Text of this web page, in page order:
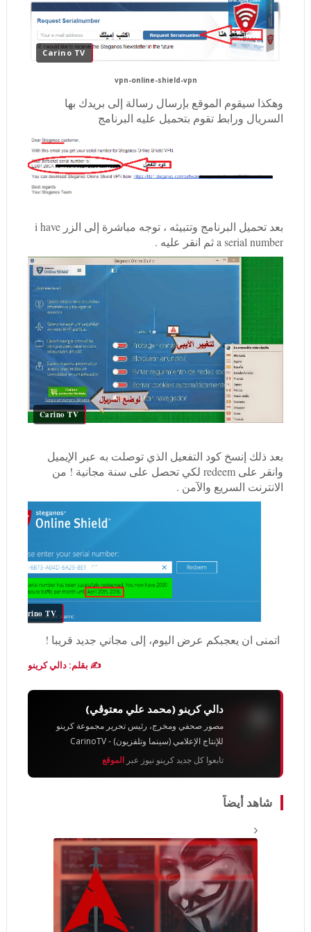
Carino TV
vpn-online-shield-vpn
وهكذا سيقوم الموقع بإرسال رسالة إلى بريدك بها
السريال ورابط تقوم بتحميل عليه البرنامج
بعد تحميل البرنامج وتتبيثه ، توجه مباشرة إلى الزر i have
a serial number ثم انقر عليه .
Carino TV
بعد ذلك إنسخ كود التفعيل الذي توصلت به عبر الإيميل
وانقر على redeem لكي تحصل على سنة مجانية ! من
الانترنت السريع والآمن .
Carino TV
اتمنى ان يعجبكم عرض اليوم، إلى مجاني جديد قريبا !
✍️ بقلم: دالي كرينو
دالي كرينو (محمد علي معتوڨي)
مصور صحفي ومخرج، رئيس تحرير مجموعة كرينو
للإنتاج الإعلامي (سينما وتلفزيون) - CarinoTV
تابعوا كل جديد كرينو نيوز عبر الموقع
شاهد أيضاً